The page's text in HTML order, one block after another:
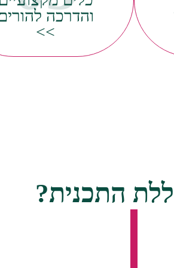
והדרכה
>>
התהליך ולהבטיח
מתמשכות.
התכנית?